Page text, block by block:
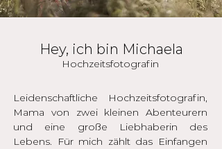
Hey, ich bin Michaela
Hochzeitsfotografin
Leidenschaftliche Hochzeitsfotografin,
Mama von zwei kleinen Abenteurern
und eine große Liebhaberin des
Lebens. Für mich zählt das Einfangen